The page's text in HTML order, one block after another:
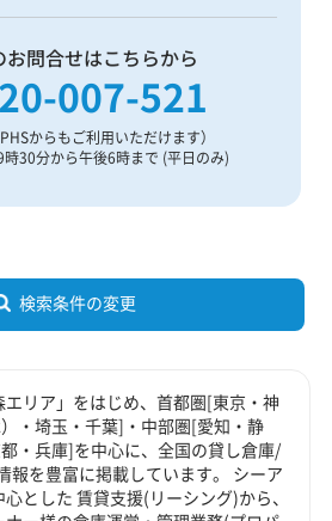
お問合せはこちらから
007-521
からもご利用いただけます）
時30分から午後6時まで (平日のみ)
検索条件の変更
エリア」をはじめ、首都圏[東京・神
・埼玉・千葉]・中部圏[愛知・静
・兵庫]を中心に、全国の貸し倉庫/
報を豊富に掲載しています。 シーア
とした 賃貸支援(リーシング)から、